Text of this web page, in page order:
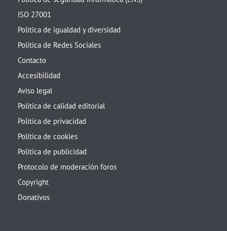
ISO 27001
Política de igualdad y diversidad
Política de Redes Sociales
Contacto
Accesibilidad
Aviso legal
Política de calidad editorial
Política de privacidad
Política de cookies
Política de publicidad
Protocolo de moderación foros
Copyright
Donativos